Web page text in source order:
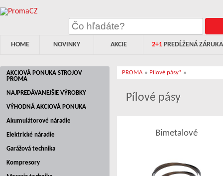
HOME NOVINKY AKCIE 2+1PREDĹŽENÁ ZÁRUKA
AKCIOVÁ PONUKA STROJOV
PROMA
NAJPREDÁVANEJŠIE VÝROBKY
VÝHODNÁ AKCIOVÁ PONUKA
Akumulátorové náradie
Elektrické náradie
Garážová technika
Kompresory
PROMA » Pílové pásy* »
Pílové pásy
Bimetalové